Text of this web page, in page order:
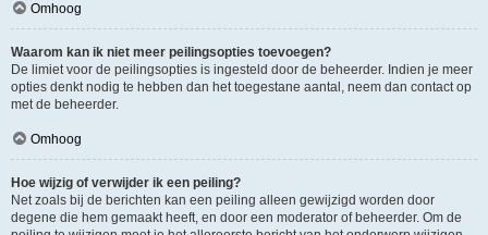
Omhoog
Waarom kan ik niet meer peilingsopties toevoegen?
De limiet voor de peilingsopties is ingesteld door de beheerder. Indien je meer
opties denkt nodig te hebben dan het toegestane aantal, neem dan contact op
met de beheerder.
Omhoog
Hoe wijzig of verwijder ik een peiling?
Net zoals bij de berichten kan een peiling alleen gewijzigd worden door
degene die hem gemaakt heeft, en door een moderator of beheerder. Om de